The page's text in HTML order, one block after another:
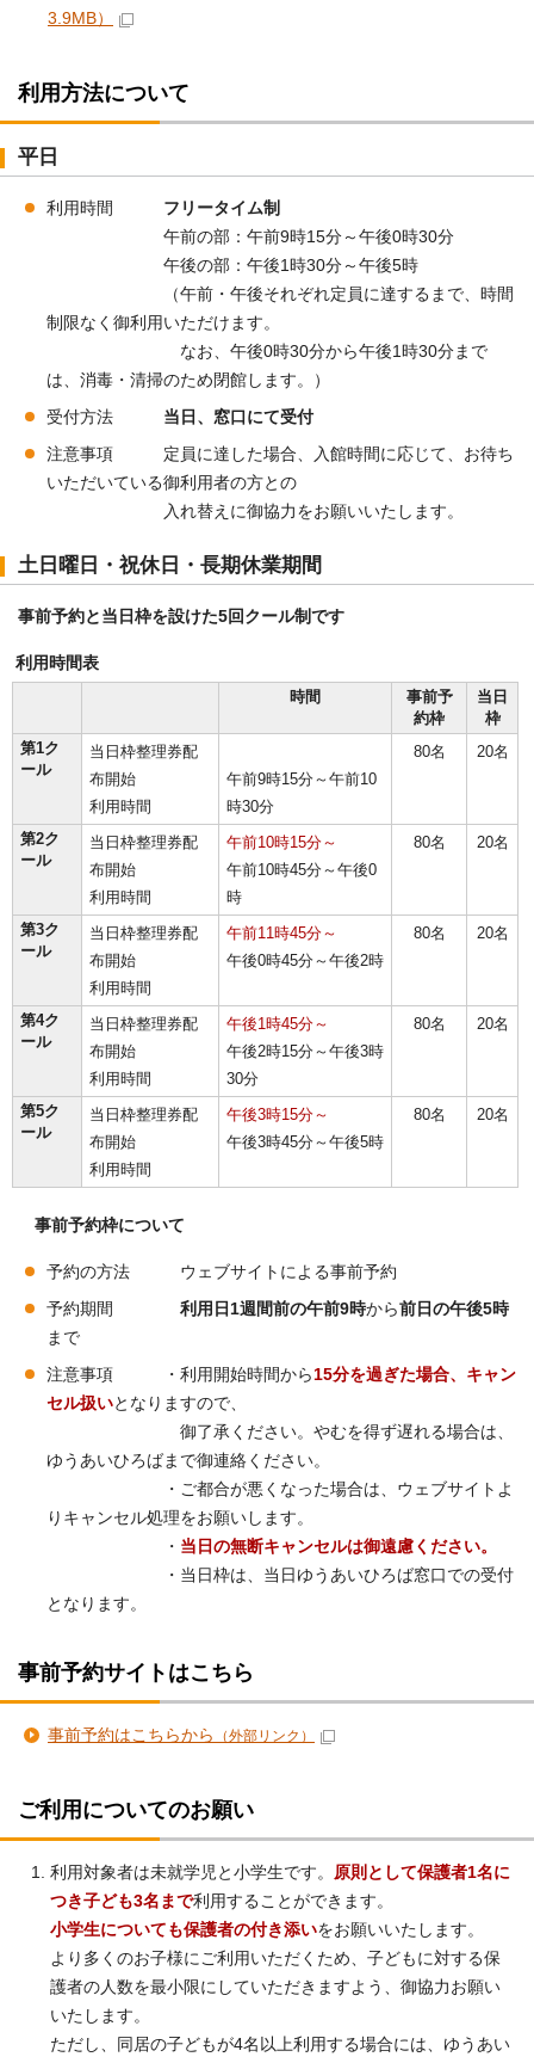
3.9MB）
利用方法について
平日
利用時間 フリータイム制
午前の部：午前9時15分～午後0時30分
午後の部：午後1時30分～午後5時
（午前・午後それぞれ定員に達するまで、時間
制限なく御利用いただけます。
なお、午後0時30分から午後1時30分まで
は、消毒・清掃のため閉館します。）
受付方法 当日、窓口にて受付
注意事項 定員に達した場合、入館時間に応じて、お待ち
いただいている御利用者の方との
入れ替えに御協力をお願いいたします。
土日曜日・祝休日・長期休業期間
事前予約と当日枠を設けた5回クール制です
利用時間表
時間
事前予
約枠
当日
枠
第1ク
ール
当日枠整理券配
布開始
利用時間
午前9時15分～午前10
時30分
80名 20名
第2ク
ール
当日枠整理券配
布開始
利用時間
午前10時15分～
午前10時45分～午後0
時
80名 20名
第3ク
ール
当日枠整理券配
布開始
利用時間
午前11時45分～
午後0時45分～午後2時
80名 20名
第4ク
ール
当日枠整理券配
布開始
利用時間
午後1時45分～
午後2時15分～午後3時
30分
80名 20名
第5ク
ール
当日枠整理券配
布開始
利用時間
午後3時15分～
午後3時45分～午後5時
80名 20名
事前予約枠について
予約の方法 ウェブサイトによる事前予約
予約期間 利用日1週間前の午前9時から前日の午後5時
まで
注意事項 ・利用開始時間から15分を過ぎた場合、キャン
セル扱いとなりますので、
御了承ください。やむを得ず遅れる場合は、
ゆうあいひろばまで御連絡ください。
・ご都合が悪くなった場合は、ウェブサイトよ
りキャンセル処理をお願いします。
・ 当日の無断キャンセルは御遠慮ください。
・当日枠は、当日ゆうあいひろば窓口での受付
となります。
事前予約サイトはこちら
事前予約はこちらから （外部リンク）
ご利用についてのお願い
利用対象者は未就学児と小学生です。 原則として保護者1名に
つき子ども3名まで利用することができます。
小学生についても保護者の付き添いをお願いいたします。
より多くのお子様にご利用いただくため、子どもに対する保
護者の人数を最小限にしていただきますよう、御協力お願い
いたします。
ただし、同居の子どもが4名以上利用する場合には、ゆうあい